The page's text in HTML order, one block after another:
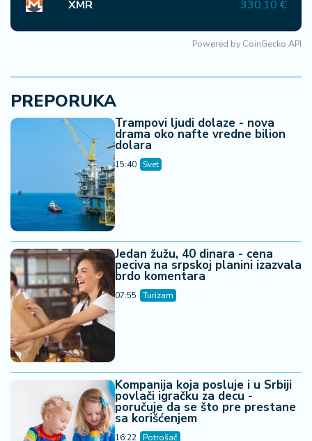
XMR 330,10 €
Powered by CoinGecko API
PREPORUKA
Trampovi ljudi dolaze - nova
drama oko nafte vredne bilion
dolara
15:40 Svet
Jedan žužu, 40 dinara - cena
peciva na srpskoj planini izazvala
brdo komentara
07:55 Turizam
Kompanija koja posluje i u Srbiji
povlači igračku za decu -
poručuje da se što pre prestane
sa korišćenjem
16:22 Potrošač